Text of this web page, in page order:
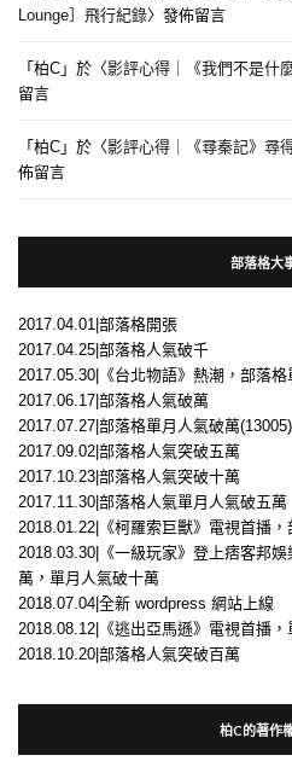
Lounge］飛行紀錄〉發佈留言
「柏C 」於〈影評心得｜《我們不是什
留言
「柏C 」於〈影評心得｜《尋秦記》尋
佈留言
部落格大
2017.04.01|部落格開張
2017.04.25|部落格人氣破千
2017.05.30|《台北物語》熱潮，部落
2017.06.17|部落格人氣破萬
2017.07.27|部落格單月人氣破萬(13005)
2017.09.02|部落格人氣突破五萬
2017.10.23|部落格人氣突破十萬
2017.11.30|部落格人氣單月人氣破五萬
2018.01.22|《柯羅索巨獸》電視首播
2018.03.30|《一級玩家》登上痞客邦
萬，單月人氣破十萬
2018.07.04|全新 wordpress 網站上線
2018.08.12|《逃出亞馬遜》電視首播
2018.10.20|部落格人氣突破百萬
柏C的著作